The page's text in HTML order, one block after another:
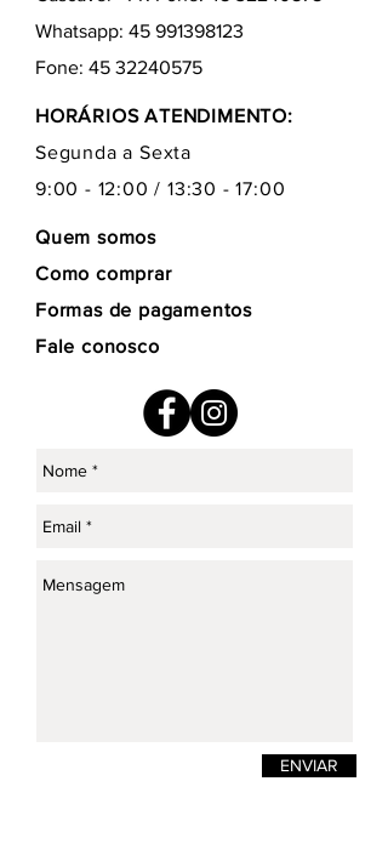
Whatsapp: 45 991398123
Fone: 45 32240575
HORÁRIOS ATENDIMENTO:
Segunda a Sexta
9:00 - 12:00 / 13:30 - 17:00
Quem somos
Como comprar
Formas de pagamentos
Fale conosco
ENVIAR